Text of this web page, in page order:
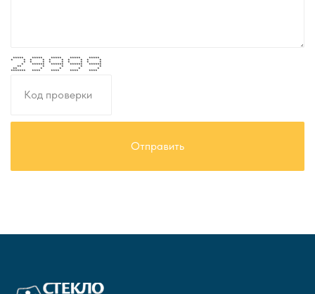
***** ***** ***** ***** *****
* * * * * * * * * *
* * * * * * * * *
* ****** ****** ****** ******
** * * * *
** * * * *
******* **** **** **** ****